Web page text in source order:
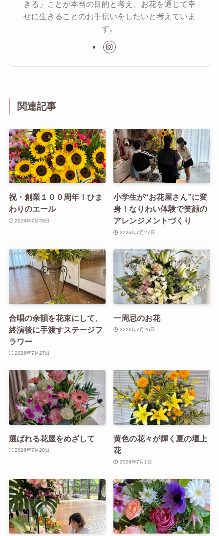
きる」ことが本当の目的と考え、お花を通じて幸
せに生きることのお手伝いをしたいと考えていま
す。
関連記事
祝・創業１００周年！ひま
わりのエール
2026年7月28日
小学生が“お花屋さん”に変
身！なりわい体験で笑顔の
アレンジメントづくり
2026年7月27日
合唱の余韻を花束にして、
終演後に手渡すステージフ
ラワー
2026年7月27日
一周忌のお花
2026年7月26日
選ばれる花屋をめざして
2026年7月20日
黄色の花々が輝く夏の壇上
花
2026年7月1日